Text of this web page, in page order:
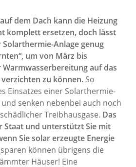
dem Dach kann die Heizung
komplett ersetzen, doch lässt
Anlage genug
um von März bis
auf das
zu können. So
Einsatzes einer Solarthermie-
senken nebenbei auch noch
Treibhausgase. Das
Staat und unterstützt Sie mit
Sie solar erzeugte Energie
können übrigens die
Häuser! Eine